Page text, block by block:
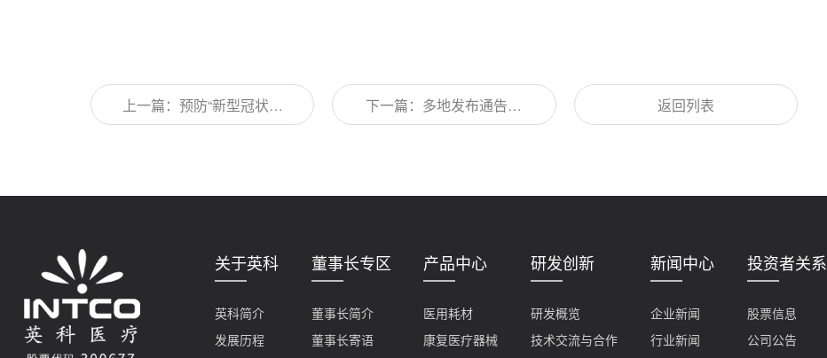
上一篇：预防“新型冠状病
下一篇：多地发布通告：
返回列表
关于英科
英科简介
发展历程
董事长专区
董事长简介
董事长寄语
产品中心
医用耗材
康复医疗器械
研发创新
研发概览
技术交流与合作
新闻中心
企业新闻
行业新闻
投资者关系
股票信息
公司公告